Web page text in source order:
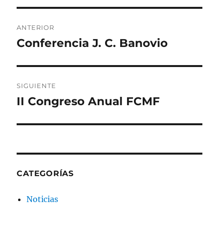
de
ANTERIOR
Entrada
Conferencia J. C. Banovio
SIGUIENTE
Entrada
II Congreso Anual FCMF
CATEGORÍAS
Noticias